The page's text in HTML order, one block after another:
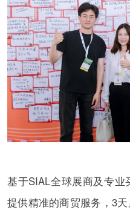
基于SIAL全球展商及专
提供精准的商贸服务，3